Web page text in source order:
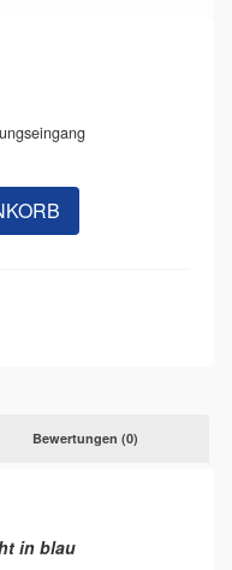
Bewertungen (0)
in blau